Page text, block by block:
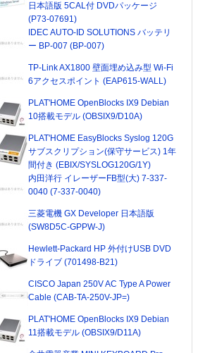
日本語版 5CAL付 DVDパッケージ
(P73-07691)
IDEC AUTO-ID SOLUTIONS バッテリ
ー BP-007 (BP-007)
TP-Link AX1800 壁面埋め込み型 Wi-Fi
6アクセスポイント (EAP615-WALL)
PLAT'HOME OpenBlocks IX9 Debian
10搭載モデル (OBSIX9/D10A)
PLAT'HOME EasyBlocks Syslog 120G
サブスクリプション(保守サービス) 1年
間付き (EBIX/SYSLOG120G/1Y)
内田洋行 イレーザーFB型(大) 7-337-
0040 (7-337-0040)
三菱電機 GX Developer 日本語版
(SW8D5C-GPPW-J)
Hewlett-Packard HP 外付けUSB DVD
ドライブ (701498-B21)
CISCO Japan 250V AC Type A Power
Cable (CAB-TA-250V-JP=)
PLAT'HOME OpenBlocks IX9 Debian
11搭載モデル (OBSIX9/D11A)